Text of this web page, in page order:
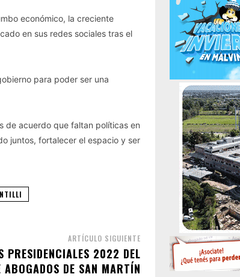
económico, la creciente
en sus redes sociales tras el
para poder ser una
de acuerdo que faltan políticas en
juntos, fortalecer el espacio y ser
ARTÍCULO SIGUIENTE
PRESIDENCIALES 2022 DEL
ABOGADOS DE SAN MARTÍN